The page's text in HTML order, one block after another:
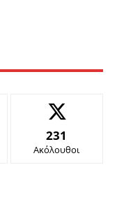
231
Ακόλουθοι